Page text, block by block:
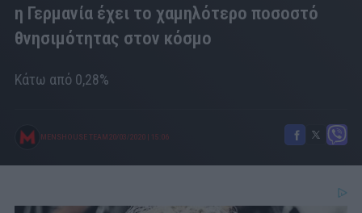
η Γερμανία έχει το χαμηλότερο ποσοστό
θνησιμότητας στον κόσμο
Κάτω από 0,28%
MENSHOUSE TEAM 20/03/2020 15:06